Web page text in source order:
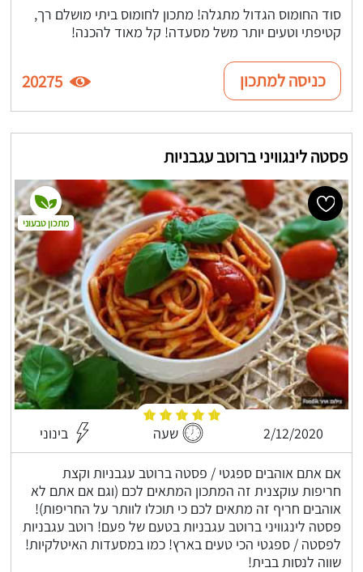
סוד החומוס הגדול מתגלה! מתכון לחומוס ביתי מושלם רך,
קטיפתי וטעים יותר משל מסעדה! קל מאוד להכנה!
כניסה למתכון 20275
פסטה לינגוויני ברוטב עגבניות
2/12/2020 שעה בינוני
אם אתם אוהבים ספגטי / פסטה ברוטב עגבניות וקצת
חריפות עוקצנית זה המתכון המתאים לכם (וגם אם אתם לא
אוהבים חריף זה מתאים לכם כי תוכלו לוותר על החריפות)!
פסטה לינגוויני ברוטב עגבניות בטעם של פעם! רוטב עגבניות
לפסטה / ספגטי הכי טעים בארץ! כמו במסעדות האיטלקיות!
שווה לנסות בבית!
מתכון טבעוני